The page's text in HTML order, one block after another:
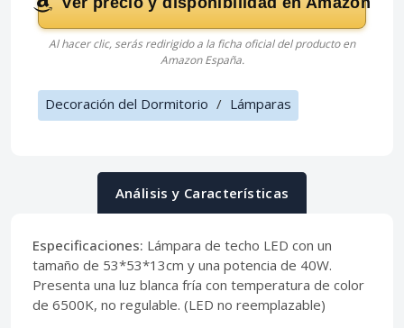
Al hacer clic, serás redirigido a la ficha oficial del producto en
Amazon España.
Decoración del Dormitorio / Lámparas
Análisis y Características
Especificaciones: Lámpara de techo LED con un
tamaño de 53*53*13cm y una potencia de 40W.
Presenta una luz blanca fría con temperatura de color
de 6500K, no regulable. (LED no reemplazable)